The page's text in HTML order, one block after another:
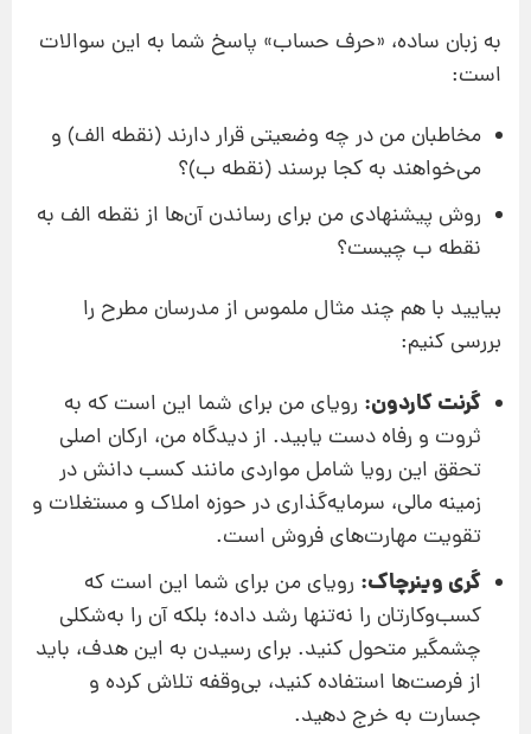
به زبان ساده، «حرف حساب» پاسخ شما به این سوالات
است:
مخاطبان من در چه وضعیتی قرار دارند (نقطه الف) و
می‌خواهند به کجا برسند (نقطه ب)؟
روش پیشنهادی من برای رساندن آن‌ها از نقطه الف به
نقطه ب چیست؟
بیایید با هم چند مثال ملموس از مدرسان مطرح را
بررسی کنیم:
گرنت کاردون: رویای من برای شما این است که به
ثروت و رفاه دست یابید. از دیدگاه من، ارکان اصلی
تحقق این رویا شامل مواردی مانند کسب دانش در
زمینه مالی، سرمایه‌گذاری در حوزه املاک و مستغلات و
تقویت مهارت‌های فروش است.
گری وینرچاک: رویای من برای شما این است که
کسب‌وکارتان را نه‌تنها رشد داده؛ بلکه آن را به‌شکلی
چشمگیر متحول کنید. برای رسیدن به این هدف، باید
از فرصت‌ها استفاده کنید، بی‌وقفه تلاش کرده و
جسارت به خرج دهید.